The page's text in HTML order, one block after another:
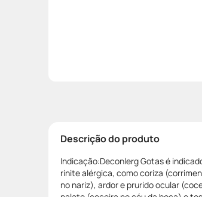
Descrição do produto
Indicação:Deconlerg Gotas é
rinite alérgica, como coriza
no nariz), ardor e prurido ocular